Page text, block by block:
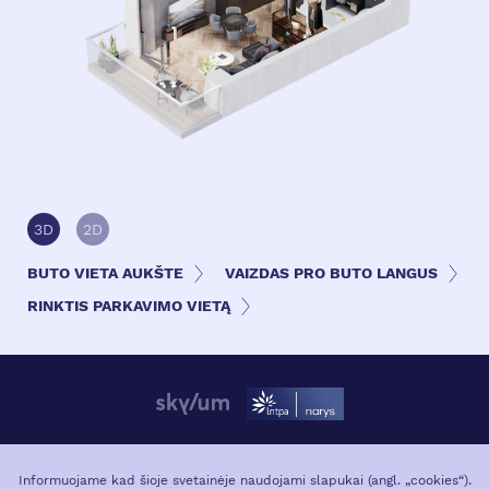
3D 2D
BUTO VIETA AUKŠTE
VAIZDAS PRO BUTO LANGUS
RINKTIS PARKAVIMO VIETĄ
VIETA MIESTE
Informuojame kad šioje svetainėje naudojami slapukai (angl. „cookies“).